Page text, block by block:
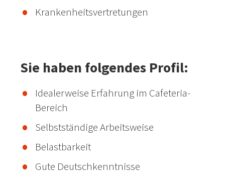
Krankenheitsvertretungen
Sie haben folgendes Profil:
Idealerweise Erfahrung im Cafeteria-
Bereich
Selbstständige Arbeitsweise
Belastbarkeit
Gute Deutschkenntnisse